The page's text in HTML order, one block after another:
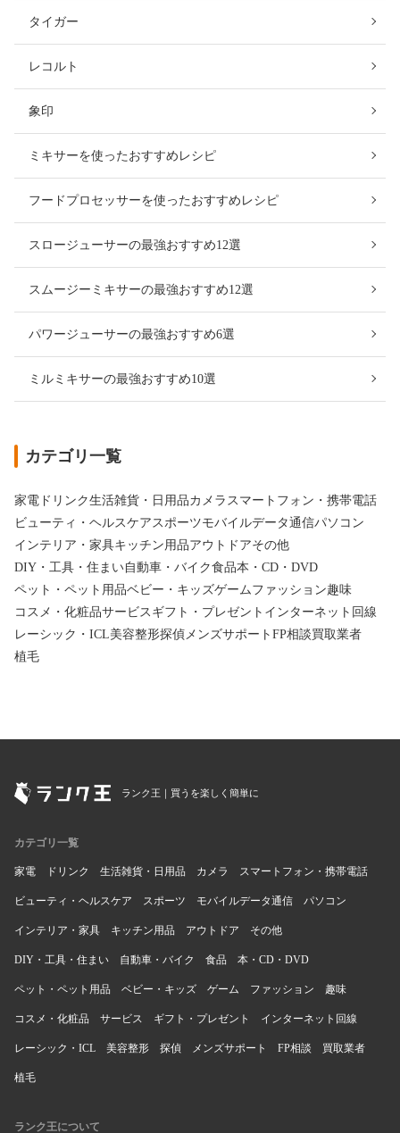
タイガー
レコルト
象印
ミキサーを使ったおすすめレシピ
フードプロセッサーを使ったおすすめレシピ
スロージューサーの最強おすすめ12選
スムージーミキサーの最強おすすめ12選
パワージューサーの最強おすすめ6選
ミルミキサーの最強おすすめ10選
カテゴリ一覧
家電 ドリンク生活雑貨・日用品カメラ スマートフォン・携帯電話
ビューティ・ヘルスケアスポーツモバイルデータ通信パソコン
インテリア・家具キッチン用品アウトドアその他
DIY・工具・住まい自動車・バイク食品本・CD・DVD
ペット・ペット用品ベビー・キッズゲームファッション趣味
コスメ・化粧品サービス ギフト・プレゼント インターネット回線
レーシック・ICL美容整形探偵メンズサポート FP相談買取業者
植毛
ランク王｜買うを楽しく簡単に
カテゴリ一覧
家電 ドリンク 生活雑貨・日用品 カメラ スマートフォン・携帯電話
ビューティ・ヘルスケア スポーツ モバイルデータ通信 パソコン
インテリア・家具 キッチン用品 アウトドア その他
DIY・工具・住まい 自動車・バイク 食品 本・CD・DVD
ペット・ペット用品 ベビー・キッズ ゲーム ファッション 趣味
コスメ・化粧品 サービス ギフト・プレゼント インターネット回線
レーシック・ICL 美容整形 探偵 メンズサポート FP相談 買取業者
植毛
ランク王について